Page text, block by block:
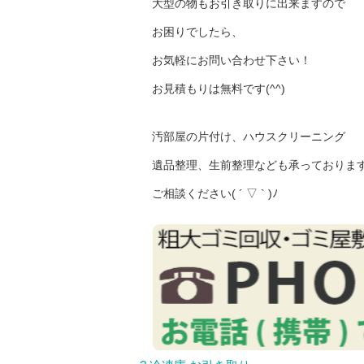
大型の物もお引き取りに出来ますので
お困りでしたら、
お気軽にお問い合わせ下さい！
お見積もりは無料です(^^)
汚部屋の片付け、ハウスクリーニング
遺品整理、生前整理なども承っておりま
ご相談ください( ´ ▽ ` )ﾉ